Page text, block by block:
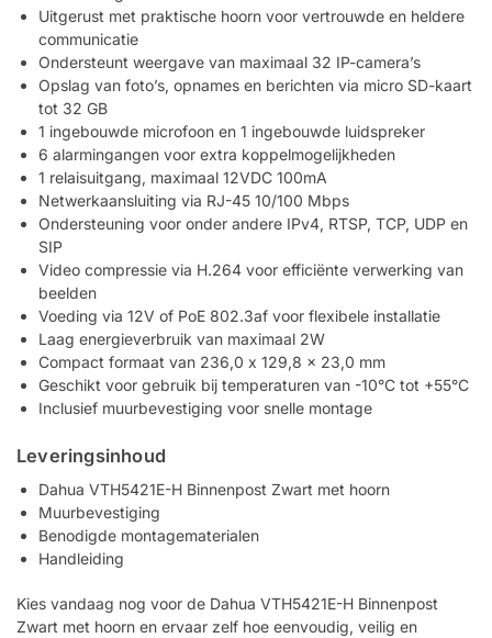
Uitgerust met praktische hoorn voor vertrouwde en heldere
communicatie
Ondersteunt weergave van maximaal 32 IP-camera’s
Opslag van foto’s, opnames en berichten via micro SD-kaart
tot 32 GB
1 ingebouwde microfoon en 1 ingebouwde luidspreker
6 alarmingangen voor extra koppelmogelijkheden
1 relaisuitgang, maximaal 12VDC 100mA
Netwerkaansluiting via RJ-45 10/100 Mbps
Ondersteuning voor onder andere IPv4, RTSP, TCP, UDP en
SIP
Video compressie via H.264 voor efficiënte verwerking van
beelden
Voeding via 12V of PoE 802.3af voor flexibele installatie
Laag energieverbruik van maximaal 2W
Compact formaat van 236,0 x 129,8 x 23,0 mm
Geschikt voor gebruik bij temperaturen van -10°C tot +55°C
Inclusief muurbevestiging voor snelle montage
Leveringsinhoud
Dahua VTH5421E-H Binnenpost Zwart met hoorn
Muurbevestiging
Benodigde montagematerialen
Handleiding
Kies vandaag nog voor de Dahua VTH5421E-H Binnenpost
Zwart met hoorn en ervaar zelf hoe eenvoudig, veilig en